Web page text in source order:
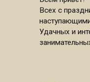
Всех с
Удачных и